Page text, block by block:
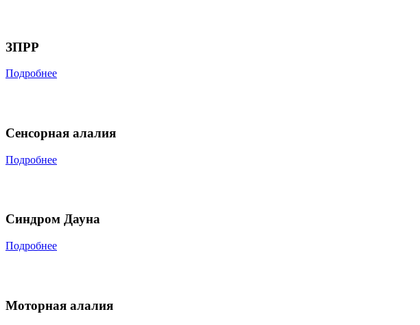
ЗПРР
Подробнее
Сенсорная алалия
Подробнее
Синдром Дауна
Подробнее
Моторная алалия